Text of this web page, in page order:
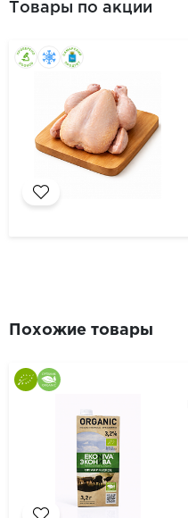
Товары по акции
Похожие товары